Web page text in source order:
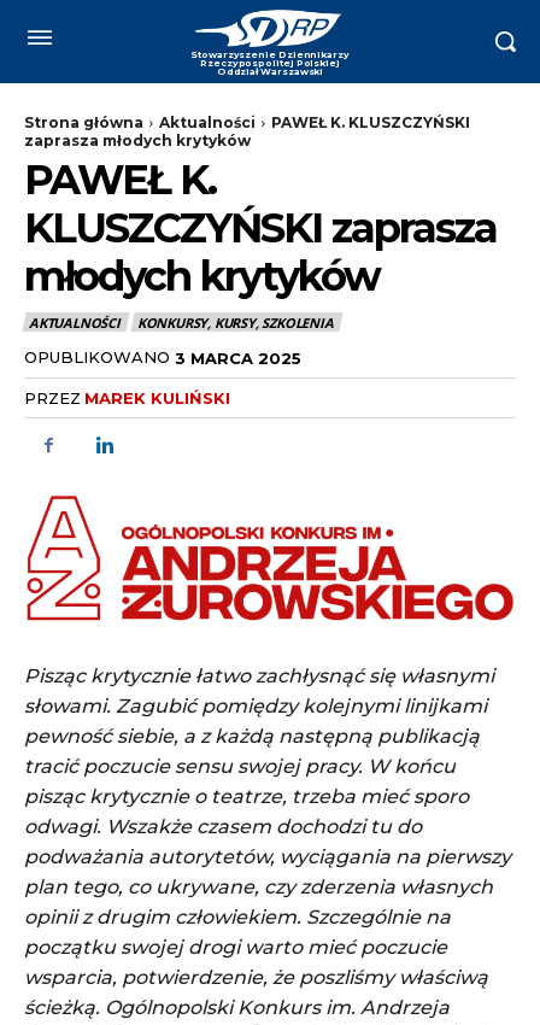
Strona główna Aktualności
PAWEŁ K. KLUSZCZYŃSKI
zaprasza młodych krytyków
PAWEŁ K.
KLUSZCZYŃSKI zaprasza
młodych krytyków
AKTUALNOŚCI KONKURSY, KURSY, SZKOLENIA
OPUBLIKOWANO 3 MARCA 2025
PRZEZ MAREK KULIŃSKI
Pisząc krytycznie łatwo zachłysnąć się własnymi
słowami. Zagubić pomiędzy kolejnymi linijkami
pewność siebie, a z każdą następną publikacją
tracić poczucie sensu swojej pracy. W końcu
pisząc krytycznie o teatrze, trzeba mieć sporo
odwagi. Wszakże czasem dochodzi tu do
podważania autorytetów, wyciągania na pierwszy
plan tego, co ukrywane, czy zderzenia własnych
opinii z drugim człowiekiem. Szczególnie na
początku swojej drogi warto mieć poczucie
wsparcia, potwierdzenie, że poszliśmy właściwą
ścieżką. Ogólnopolski Konkurs im. Andrzeja